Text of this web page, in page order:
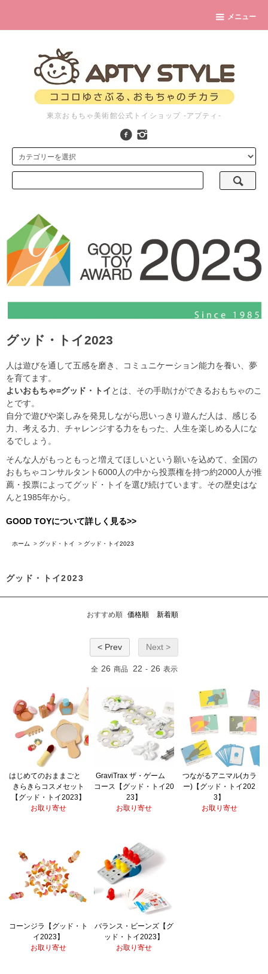
メニュー
東京おもちゃ美術館公式トイショップ -アプティ-
グッド・トイ2023
人は遊びを通して五感を磨き、コミュニケーション能力を養い、夢
を育てます。
よいおもちゃ=グッド・トイ とは、その手助けができるおもちゃのこ
とです。
自分で遊びや楽しみを発見しながら思いっきり遊んだ人は、感じる
力、考える力、チャレンジする力をもった、人生を楽しめる人にな
るでしょう。
そんな人がもっともっと増えてほしいという願いを込めて、全国の
おもちゃコンサルタント6000人の中から投票権を持つ約2000人が推
薦・投票によってグッド・トイを選び続けています。その歴史はな
んと1985年から。
GOOD TOYについて詳しく見る>>
ホーム > グッド・トイ > グッド・トイ2023
グッド・トイ2023
おすすめ順 価格順 新着順
< Prev Next >
全 26 商品 22 - 26 表示
はじめてのおままごと
きらきらコスメセット
【グッド・トイ2023】
お取り寄せ
GraviTrax ザ・ゲーム
コース【グッド・トイ20
23】
お取り寄せ
つながるアニマル(カラ
ー)【グッド・トイ202
3】
お取り寄せ
コーンジラ【グッド・ト
イ2023】
お取り寄せ
バランス・ビーンズ【グ
ッド・トイ2023】
お取り寄せ